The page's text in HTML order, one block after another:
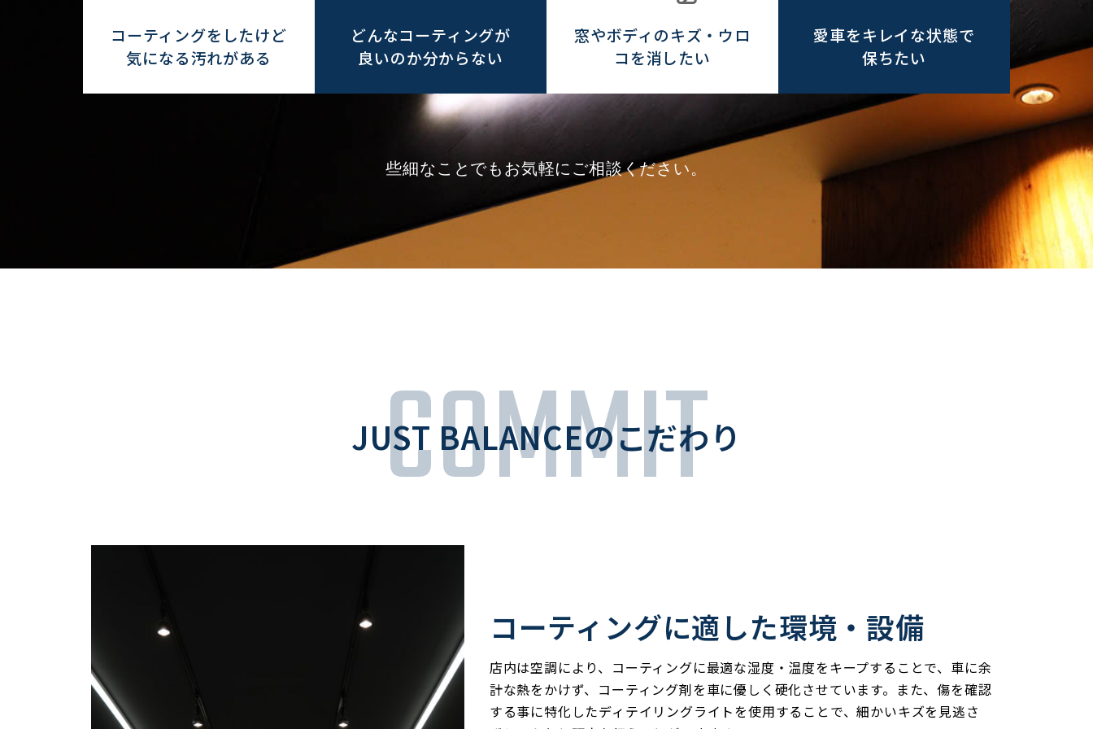
コーティングをしたけど
気になる汚れがある
どんなコーティングが
良いのか分からない
窓やボディのキズ・ウロ
コを消したい
愛車をキレイな状態で
保ちたい
些細なことでもお気軽にご相談ください。
COMMIT
JUST BALANCEのこだわり
コーティングに適した環境・設備
店内は空調により、コーティングに最適な湿度・温度をキープすることで、車に余
計な熱をかけず、コーティング剤を車に優しく硬化させています。また、傷を確認
する事に特化したディテイリングライトを使用することで、細かいキズを見逃さ